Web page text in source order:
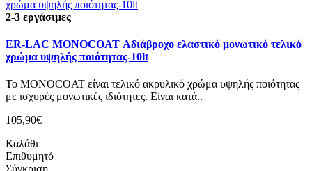
2-3 εργάσιμες
ER-LAC MONOCOAT Αδιάβροχο ελαστικό μονωτικό τελικό
χρώμα υψηλής ποιότητας-10lt
Το MONOCOAT είναι τελικό ακρυλικό χρώμα υψηλής ποιότητας
με ισχυρές μονωτικές ιδιότητες. Είναι κατά..
105,90€
Καλάθι
Επιθυμητό
Σύγκριση